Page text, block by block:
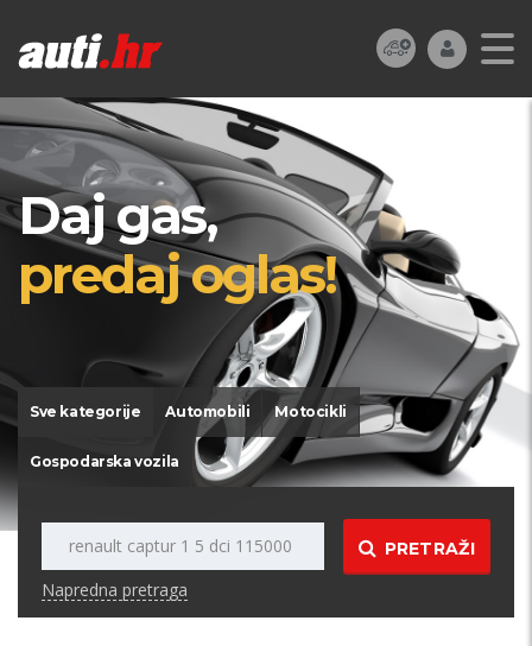
Daj gas,
predaj oglas!
Sve kategorije Automobili Motocikli
Gospodarska vozila
PRETRAŽI
Napredna pretraga